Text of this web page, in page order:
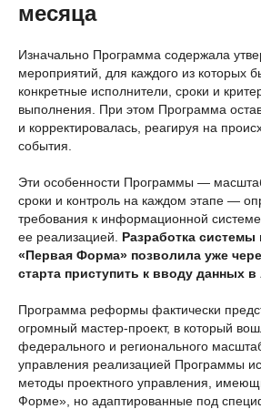
месяца
Изначально Программа содержала
мероприятий, для каждого из которых
конкретные исполнители, сроки и
выполнения. При этом Программа
и корректировалась, реагируя на
события.
Эти особенности Программы —
сроки и контроль на каждом этапе —
требования к информационной
ее реализацией. Разработка
«Первая Форма» позволила уже
старта приступить к вводу данных
Программа реформы фактически
огромный мастер-проект, в который
федерального и регионального
управления реализацией Программы
методы проектного управления,
Форме», но адаптированные под